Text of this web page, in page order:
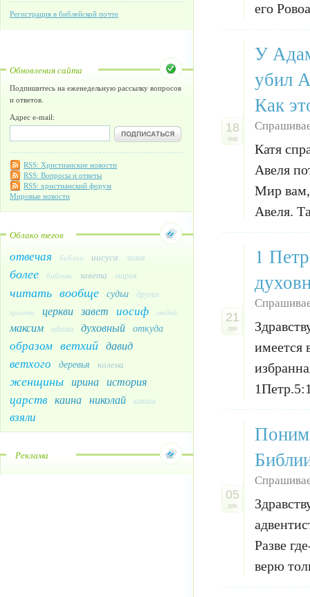
Регистрация в библейской почте
Обновления сайта
Подпишитесь на еженедельную рассылку вопросов
и ответов.
Адрес e-mail:
RSS: Христианские новости
RSS: Вопросы и ответы
RSS: христианский форум
Мировые новости
Облако тегов
отвечая библии иисуса лилия
более библию завета мария
читать вообще судьи других
христа церкви завет иосиф людей
максим адама духовный откуда
образом ветхий давид
ветхого деревья колена
женщины ирина история
царств каина николай каким
взяли
Реклама
его
18
мар
У
убил
Как
Катя
Авеля
Мир
Авеля.
21
дек
1
имеется
05
дек
Разве
верю